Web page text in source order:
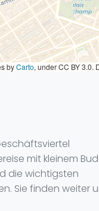
byCarto, under CC BY 3.0.
mit kleinem
die wichtigsten
Sie finden weiter